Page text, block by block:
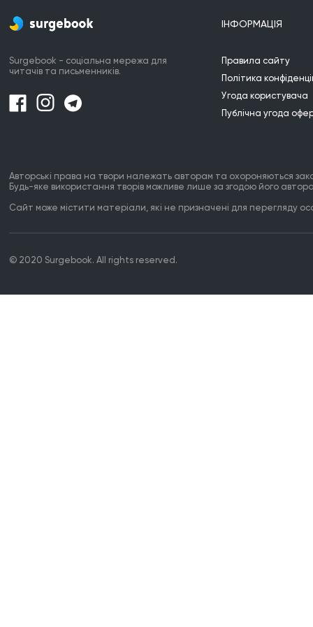
Surgebook - соціальна мережа для
читачів та письменників.
ІНФОРМАЦІЯ
Правила сайту
Політика
Угода користувача
Публічна угода
Авторські права на твори належать авторам та охороняються
Будь-яке використання творів можливе лише за згодою його
Сайт може містити матеріали, які не призначені для перегляду
© 2020 Surgebook. All rights reserved.